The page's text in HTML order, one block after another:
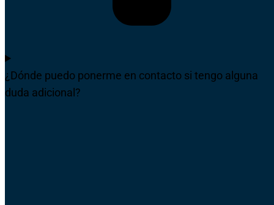
¿Dónde puedo ponerme en contacto si tengo alguna
duda adicional?